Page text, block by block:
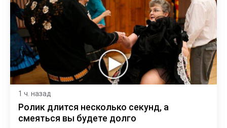
1 ч. назад
Ролик длится несколько секунд, а
смеяться вы будете долго